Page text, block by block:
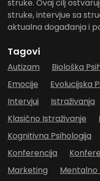
struke. Ovaj cilj
struke, intervjue sa
aktualna događanja i
Tagovi
Autizam Biološka
Emocije
Evolucijska
Intervjui
Istraživanja
Klasično Istraživanje
Kognitivna Psihologija
Konferencija
Marketing
Mentalno